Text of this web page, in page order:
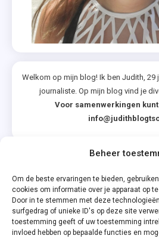
Beheer
Om de beste ervaringen te bieden,
cookies om informatie over je apparaat op
Door in te stemmen met deze
surfgedrag of unieke ID's op deze site
toestemming geeft of uw toestemming
invloed hebben op bepaalde functies en
Welkom op mijn blog! Ik ben Judith, 29
journaliste. Op mijn blog vind je
Voor samenwerkingen